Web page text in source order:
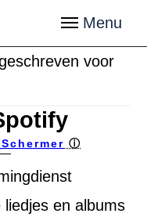
voor
ⓘ
en albums